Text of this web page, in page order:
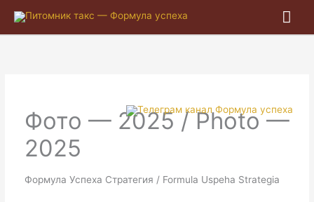
Фото — 2025 / Photo —
2025
Формула Успеха Стратегия / Formula Uspeha Strategia